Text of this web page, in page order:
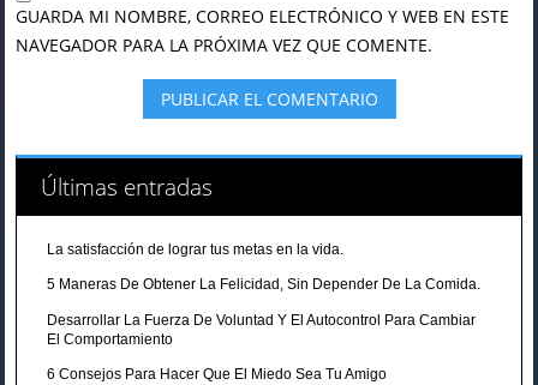
GUARDA MI NOMBRE, CORREO ELECTRÓNICO Y WEB EN ESTE
NAVEGADOR PARA LA PRÓXIMA VEZ QUE COMENTE.
Últimas entradas
La satisfacción de lograr tus metas en la vida.
5 Maneras De Obtener La Felicidad, Sin Depender De La Comida.
Desarrollar La Fuerza De Voluntad Y El Autocontrol Para Cambiar
El Comportamiento
6 Consejos Para Hacer Que El Miedo Sea Tu Amigo